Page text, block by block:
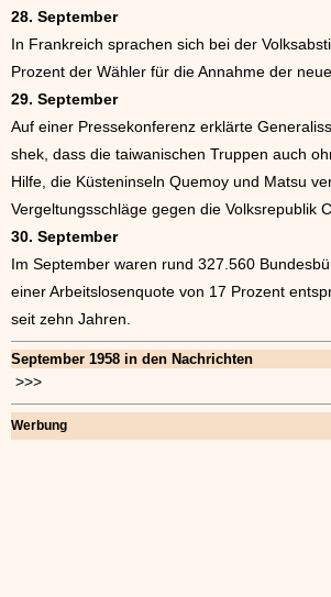
28. September
In Frankreich sprachen sich bei der
Prozent der Wähler für die Annahme der
29. September
Auf einer Pressekonferenz erklärte
shek, dass die taiwanischen Truppen auch
Hilfe, die Küsteninseln Quemoy und Matsu
Vergeltungsschläge gegen die Volksrepublik
30. September
Im September waren rund 327.560
einer Arbeitslosenquote von 17 Prozent
seit zehn Jahren.
September 1958 in den Nachrichten
>>>
Werbung